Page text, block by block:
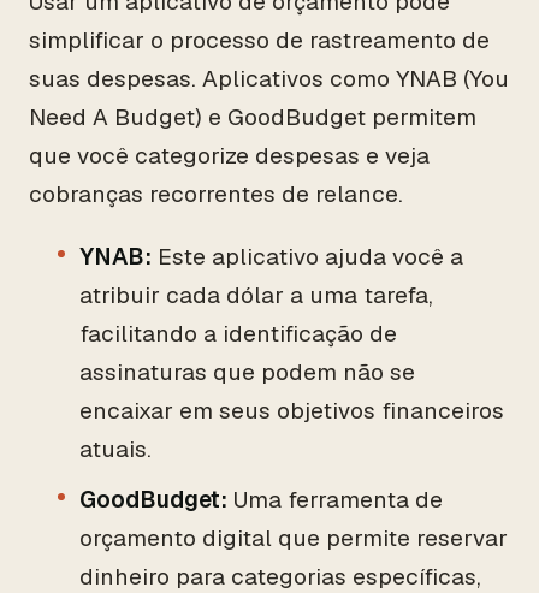
simplificar o processo de rastreamento de
suas despesas. Aplicativos como YNAB (You
Need A Budget) e GoodBudget permitem
que você categorize despesas e veja
cobranças recorrentes de relance.
YNAB: Este aplicativo ajuda você a
atribuir cada dólar a uma tarefa,
facilitando a identificação de
assinaturas que podem não se
encaixar em seus objetivos financeiros
atuais.
GoodBudget: Uma ferramenta de
orçamento digital que permite reservar
dinheiro para categorias específicas,